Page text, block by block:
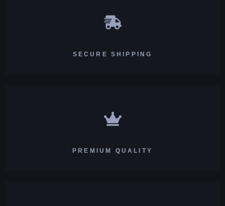
SECURE SHIPPING
PREMIUM QUALITY